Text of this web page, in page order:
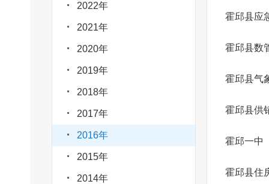
2022年
2021年
2020年
2019年
2018年
2017年
2016年
2015年
2014年
霍邱县应
霍邱县数
霍邱县气
霍邱县供
霍邱一中
霍邱县住